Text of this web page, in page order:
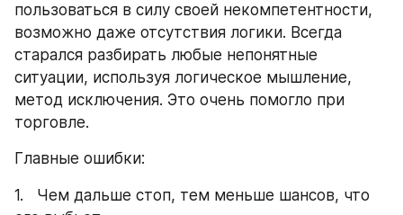
пользоваться в силу своей некомпетентности,
возможно даже отсутствия логики. Всегда
старался разбирать любые непонятные
ситуации, используя логическое мышление,
метод исключения. Это очень помогло при
торговле.
Главные ошибки:
1.   Чем дальше стоп, тем меньше шансов, что